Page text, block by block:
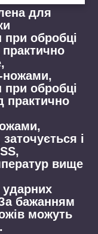
для
при обробці
ножами,
при обробці
практично
і
вище
ударних
бажанням
можуть